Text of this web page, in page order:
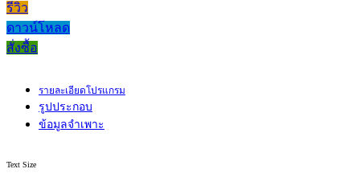
รีวิว
ดาวน์โหลด
สั่งซื้อ
รายละเอียดโปรแกรม
รูปประกอบ
ข้อมูลจำเพาะ
Text Size